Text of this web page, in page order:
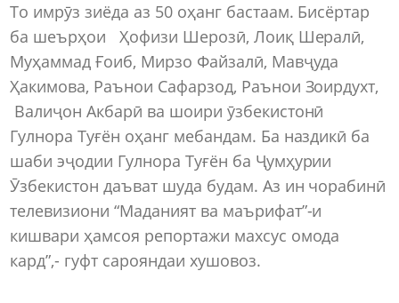
То имрӯз зиёда аз 50 оҳанг бастаам. Бисёртар
ба шеърҳои Ҳофизи Шерозӣ, Лоиқ Шералӣ,
Муҳаммад Ғоиб, Мирзо Файзалӣ, Мавҷуда
Ҳакимова, Раънои Сафарзод, Раънои Зоирдухт,
Валиҷон Акбарӣ ва шоири ӯзбекистонӣ
Гулнора Туғён оҳанг мебандам. Ба наздикӣ ба
шаби эҷодии Гулнора Туғён ба Ҷумҳурии
Ӯзбекистон даъват шуда будам. Аз ин чорабинӣ
телевизиони “Маданият ва маърифат”-и
кишвари ҳамсоя репортажи махсус омода
кард”,- гуфт сарояндаи хушовоз.